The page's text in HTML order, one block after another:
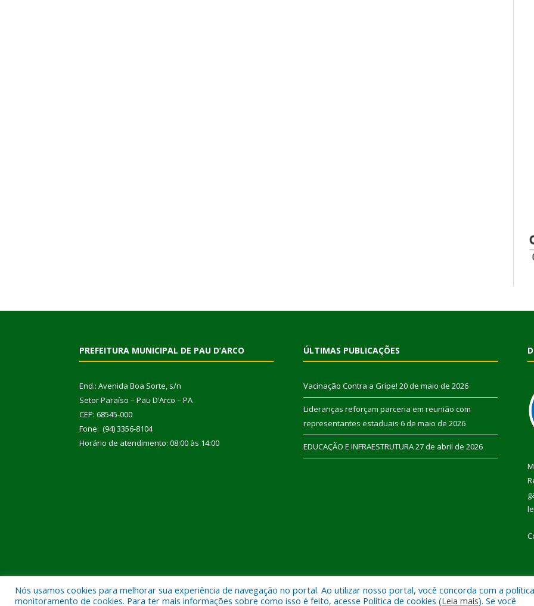
PREFEITURA MUNICIPAL DE PAU D’ARCO
End.: Avenida Boa Sorte, s/n
Setor Paraíso – Pau D’Arco – PA
CEP: 68545-000
Fone: (94) 3356-8104
Horário de atendimento: 08:00 às 14:00
ÚLTIMAS PUBLICAÇÕES
Vacinação Contra a Gripe! 20 de maio de 2026
Lideranças reforçam parceria em reunião com
representantes estaduais 6 de maio de 2026
EDUCAÇÃO E INFRAESTRUTURA27 de abril de 2026
Todos os direitos reservados a Prefeitura Municipal de Pau D’Arco. Mapa do Site
Nós usamos cookies para melhorar sua experiência de navegação no portal. Ao utilizar nosso portal, você concorda com a
monitoramento de cookies. Para ter mais informações sobre como isso é feito, acesse Política de cookies (Leia mais). Se você